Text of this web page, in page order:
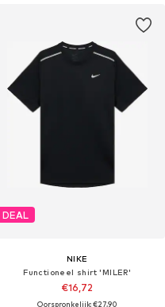
DEAL
NIKE
Functioneel shirt 'MILER'
€16,72
Oorspronkelijk: €27,90